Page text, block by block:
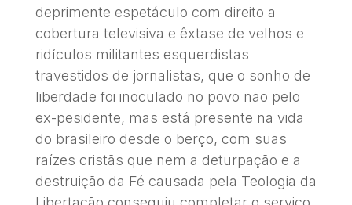
deprimente espetáculo com direito a
cobertura televisiva e êxtase de velhos e
ridículos militantes esquerdistas
travestidos de jornalistas, que o sonho de
liberdade foi inoculado no povo não pelo
ex-pesidente, mas está presente na vida
do brasileiro desde o berço, com suas
raízes cristãs que nem a deturpação e a
destruição da Fé causada pela Teologia da